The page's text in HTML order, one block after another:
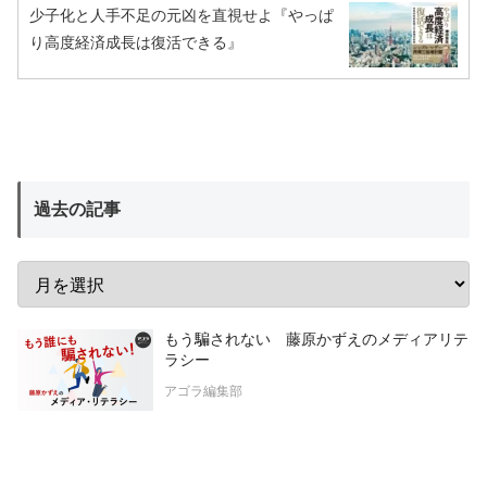
少子化と人手不足の元凶を直視せよ『やっぱ
り高度経済成長は復活できる』
過去の記事
もう騙されない 藤原かずえのメディアリテ
ラシー
アゴラ編集部